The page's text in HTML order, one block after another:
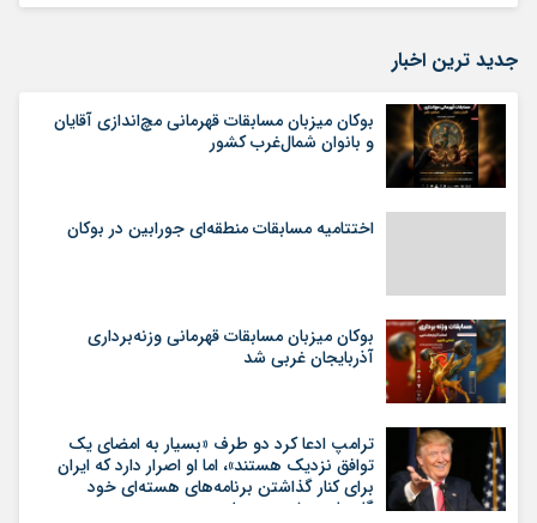
جدید ترین اخبار
بوکان میزبان مسابقات قهرمانی مچ‌اندازی آقایان
و بانوان شمال‌غرب کشور
اختتامیه مسابقات منطقه‌ای جورابین در بوکان
بوکان میزبان مسابقات قهرمانی وزنه‌برداری
آذربایجان غربی شد
ترامپ ادعا کرد دو طرف «بسیار به امضای یک
توافق نزدیک هستند»، اما او اصرار دارد که ایران
برای کنار گذاشتن برنامه‌های هسته‌ای خود
گام‌های بیشتری بردارد